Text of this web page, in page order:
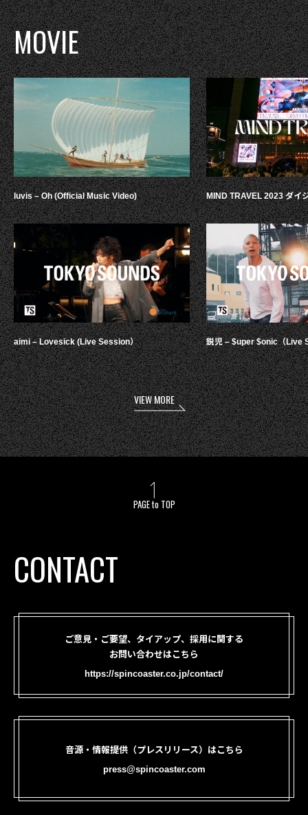
MOVIE
luvis – Oh (Official Music Video)
aimi – Lovesick (Live Session）
MIND TRAVEL 2023 ダイ
鋭児 – $uper $onic（Live
VIEW MORE
PAGE to TOP
CONTACT
ご意見・ご要望、タイアップ、採用に関する
お問い合わせはこちら
https://spincoaster.co.jp/contact/
音源・情報提供（プレスリリース）はこちら
press@spincoaster.com